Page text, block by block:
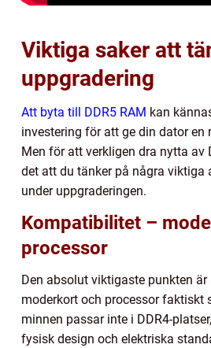
Viktiga saker att
uppgradering
Att byta till DDR5 RAM kan
investering för att ge din dator en
Men för att verkligen dra nytta av
det att du tänker på några viktiga
under uppgraderingen.
Kompatibilitet –
processor
Den absolut viktigaste punkten
moderkort och processor faktiskt
minnen passar inte i DDR4-
fysisk design och elektriska